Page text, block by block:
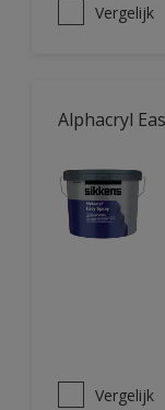
Vergelijk
Alphacryl
Vergelijk